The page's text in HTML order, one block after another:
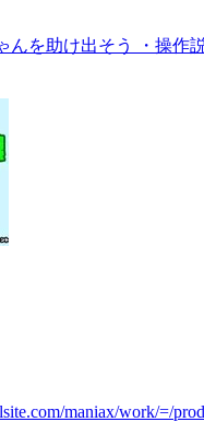
んを助け出そう ・操
maniax/work/=/